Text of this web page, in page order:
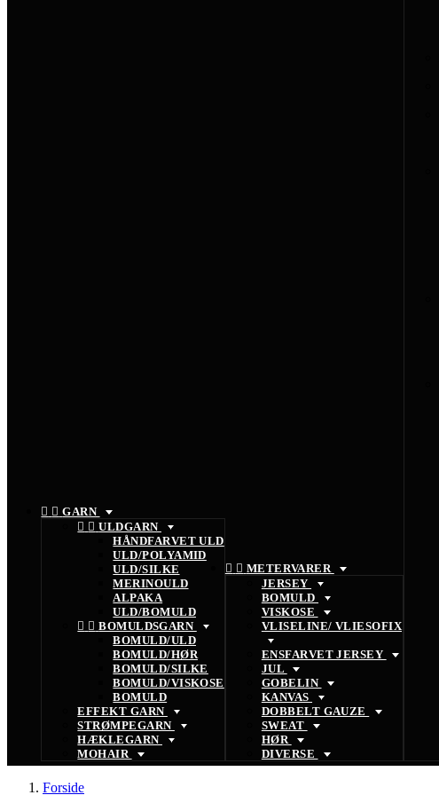
  GARN
  ULDGARN
HÅNDFARVET ULD
ULD/POLYAMID
ULD/SILKE
MERINOULD
ALPAKA
ULD/BOMULD
  BOMULDSGARN
BOMULD/ULD
BOMULD/HØR
BOMULD/SILKE
BOMULD/VISKOSE
BOMULD
EFFEKT GARN
STRØMPEGARN
HÆKLEGARN
MOHAIR
  METERVARER
JERSEY
BOMULD
VISKOSE
VLISELINE/ VLIESOFIX
ENSFARVET JERSEY
JUL
GOBELIN
KANVAS
DOBBELT GAUZE
SWEAT
HØR
DIVERSE
Forside